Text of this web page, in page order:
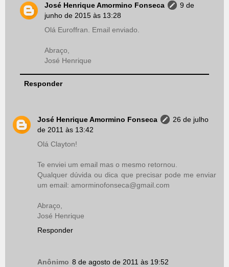
José Henrique Amormino Fonseca
9 de
junho de 2015 às 13:28
Olá Euroffran. Email enviado.
Abraço,
José Henrique
Responder
José Henrique Amormino Fonseca
26 de julho
de 2011 às 13:42
Olá Clayton!
Te enviei um email mas o mesmo retornou.
Qualquer dúvida ou dica que precisar pode me enviar
um email: amorminofonseca@gmail.com
Abraço,
José Henrique
Responder
Anônimo 8 de agosto de 2011 às 19:52